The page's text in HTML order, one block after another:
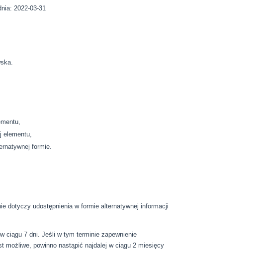
2022-03-31
.
elementu,
formie.
dotyczy udostępnienia w formie alternatywnej informacji
ciągu 7 dni. Jeśli w tym terminie zapewnienie
możliwe, powinno nastąpić najdalej w ciągu 2 miesięcy